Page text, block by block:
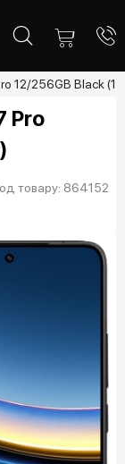
12/256GB Black
Pro
товару: 864152